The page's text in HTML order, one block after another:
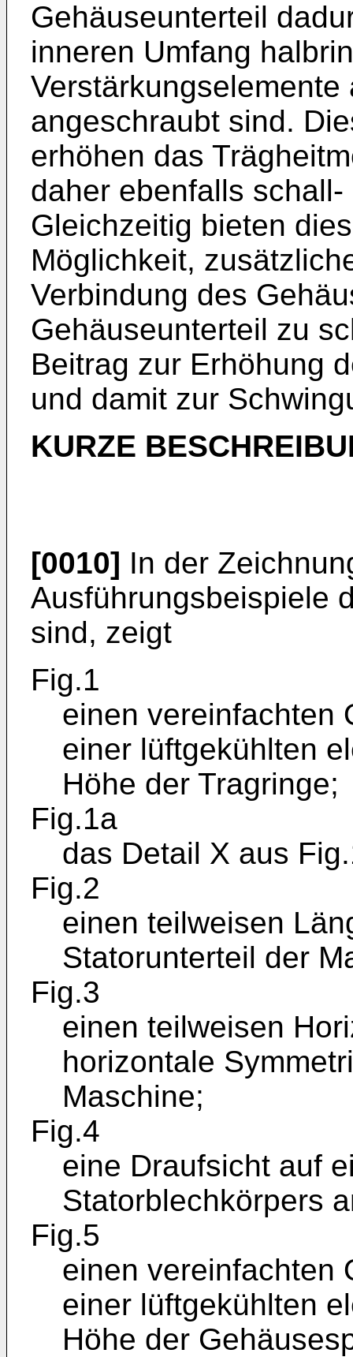
Gehäuseunterteil
inneren Umfang
angeschraubt sind.
erhöhen das
daher ebenfalls
Gleichzeitig bieten
Möglichkeit,
Verbindung des
Gehäuseunterteil zu
Beitrag zur Erhöhung
und damit zur
KURZE
[0010] In der
Ausführungsbeispiele
sind, zeigt
Fig.1
einen vereinfachten
einer lüftgekühlten
Höhe der Tragringe;
Fig.1a
das Detail X aus
Fig.2
einen teilweisen
Statorunterteil der
Fig.3
einen teilweisen
horizontale
Maschine;
Fig.4
eine Draufsicht auf
Statorblechkörpers
Fig.5
einen vereinfachten
einer lüftgekühlten
Höhe der